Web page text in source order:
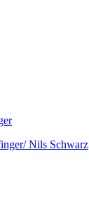
Nils Schwarz